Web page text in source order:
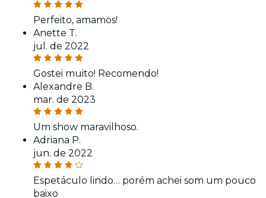
Perfeito, amamos!
Anette T.
jul. de 2022
Gostei muito! Recomendo!
Alexandre B.
mar. de 2023
Um show maravilhoso.
Adriana P.
jun. de 2022
Espetáculo lindo… porém achei som um pouco
baixo